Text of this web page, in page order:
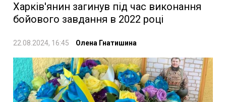
Харків'янин загинув під час виконання
бойового завдання в 2022 році
22.08.2024, 16:45 Олена Гнатишина